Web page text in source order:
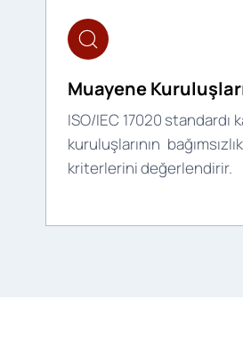
Muayene
ISO/IEC 17020 standardı
kuruluşlarının
kriterlerini değerlendirir.